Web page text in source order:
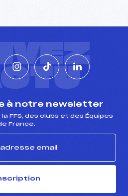
à notre newsletter
FFS, des clubs et des Équipes
France.